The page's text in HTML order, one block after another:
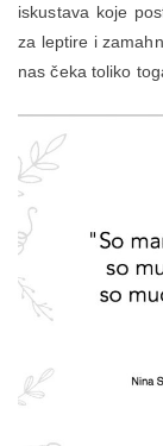
iskustava koje
za leptire i
nas čeka toliko